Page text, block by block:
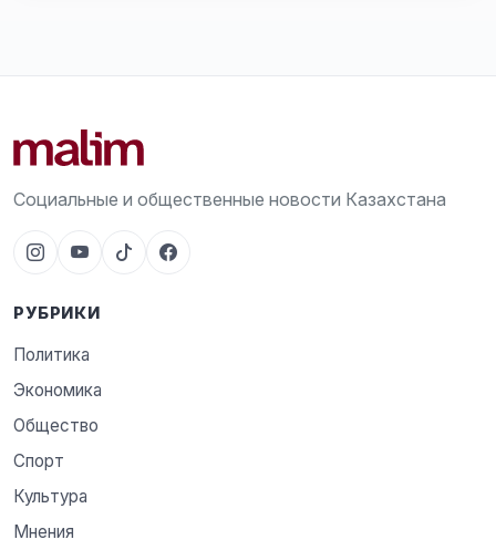
Социальные и общественные новости Казахстана
РУБРИКИ
Политика
Экономика
Общество
Спорт
Культура
Мнения